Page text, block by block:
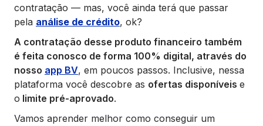
contratação — mas, você ainda terá que passar
pela análise de crédito, ok?
A contratação desse produto financeiro também
é feita conosco de forma 100% digital, através do
nosso app BV, em poucos passos. Inclusive, nessa
plataforma você descobre as ofertas disponíveis e
o limite pré-aprovado.
Vamos aprender melhor como conseguir um